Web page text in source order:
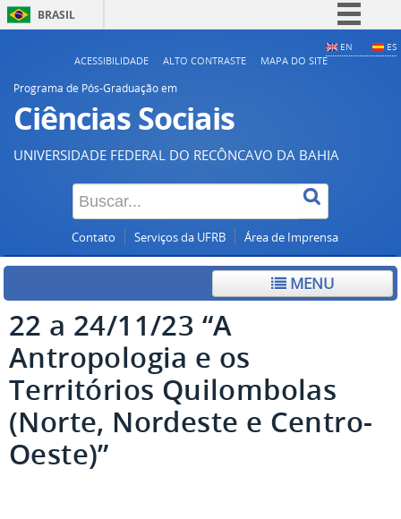
BRASIL
Acesso à informação
Legislação
Canais
EN ES
ACESSIBILIDADE ALTO CONTRASTE MAPA DO SITE
Programa de Pós-Graduação em
Ciências Sociais
UNIVERSIDADE FEDERAL DO RECÔNCAVO DA BAHIA
Contato Serviços da UFRB Área de Imprensa
MENU
22 a 24/11/23 “A
Antropologia e os
Territórios Quilombolas
(Norte, Nordeste e Centro-
Oeste)”